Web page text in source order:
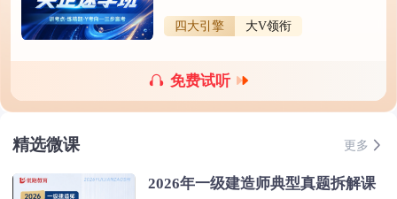
四大引擎 大V领衔
免费试听
精选微课 更多
2026年一级建造师典型真题拆解课